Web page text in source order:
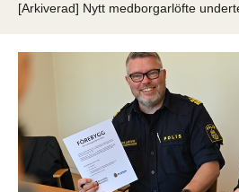
[Arkiverad] Nytt medborgarlöfte